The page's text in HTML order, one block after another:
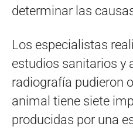
determinar las
Los especialistas
estudios sanitarios y
radiografía pudieron
animal tiene siete
producidas por una